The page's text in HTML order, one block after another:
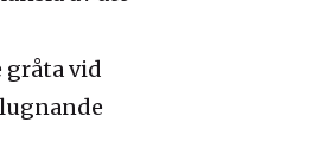
gråta vid